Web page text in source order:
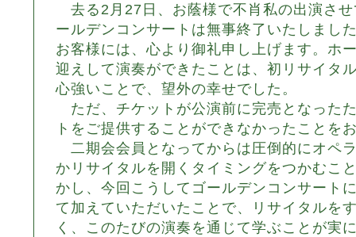
去る2月27日、お蔭様で不肖私の出演さ
ールデンコンサートは無事終了いたしまし
お客様には、心より御礼申し上げます。ホ
迎えして演奏ができたことは、初リサイタ
心強いことで、望外の幸せでした。
ただ、チケットが公演前に完売となった
トをご提供することができなかったことを
二期会会員となってからは圧倒的にオペ
かリサイタルを開くタイミングをつかむこ
かし、今回こうしてゴールデンコンサート
て加えていただいたことで、リサイタルを
く、このたびの演奏を通じて学ぶことが実